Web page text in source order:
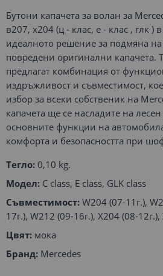
Бутони капачета за волан за
в207, х204 (ц - клас, е - клас , глк )
идеалното решение за подмяна
повредени оригинални капачета.
предлагат комбинация от
издръжливост и съвместимост,
избор за всеки собственик на
капачета ще се насладите на
основните функции на
комфорта и безопасността при
Тегло: 0,10 kg.
Модел: C class, E class, GLK class
Съвместимост: W204 (07-11г.),
17г.), W212 (09-16г.), X204 (08-
Цвят: мока
Бранд: Mercedes